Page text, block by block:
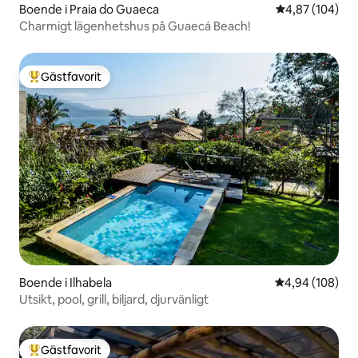
Boende i Praia do Guaeca 4,87 av 5 i
4,87 (104)
Charmigt lägenhetshus på Guaecá Beach!
Populär gästfavorit
Gästfavorit
Boende i Ilhabela 4,94 av 5 i
4,94 (108)
Utsikt, pool, grill, biljard, djurvänligt
Gästfavorit